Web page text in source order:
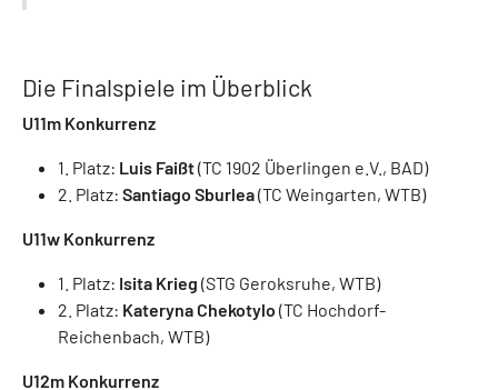
Die Finalspiele im Überblick
U11m Konkurrenz
1. Platz: Luis Faißt(TC 1902 Überlingen e.V., BAD)
2. Platz: Santiago Sburlea(TC Weingarten, WTB)
U11w Konkurrenz
1. Platz: Isita Krieg (STG Geroksruhe, WTB)
2. Platz: Kateryna Chekotylo (TC Hochdorf-
Reichenbach, WTB)
U12m Konkurrenz